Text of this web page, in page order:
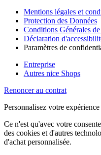
Mentions légales et
Protection des Données
Conditions Générales
Déclaration
Paramètres de
Entreprise
Autres nice Shops
Renoncer au contrat
Personnalisez votre
Ce n'est qu'avec votre
des cookies et d'autres
d'achat personnalisée.